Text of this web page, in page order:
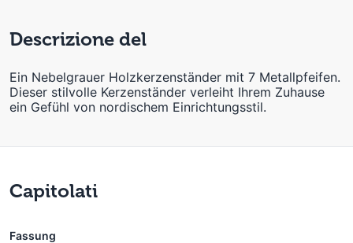
Descrizione del
Ein Nebelgrauer Holzkerzenständer mit 7 Metallpfeifen.
Dieser stilvolle Kerzenständer verleiht Ihrem Zuhause
ein Gefühl von nordischem Einrichtungsstil.
Capitolati
Fassung